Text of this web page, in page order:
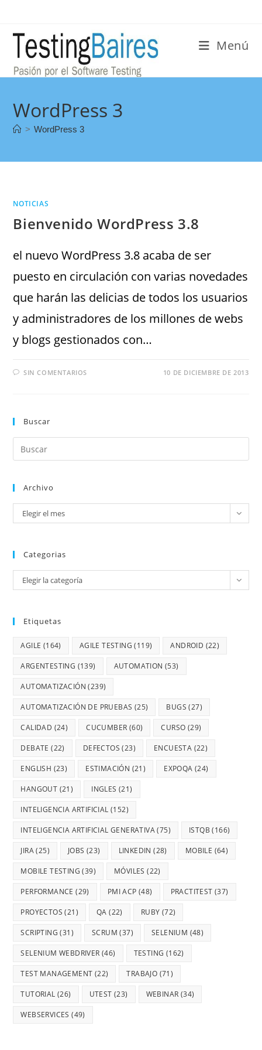
Menú
WordPress 3
> WordPress 3
NOTICIAS
Bienvenido WordPress 3.8
el nuevo WordPress 3.8 acaba de ser
puesto en circulación con varias novedades
que harán las delicias de todos los usuarios
y administradores de los millones de webs
y blogs gestionados con…
SIN COMENTARIOS 10 DE DICIEMBRE DE 2013
Buscar
Archivo
Elegir el mes
Categorias
Elegir la categoría
Etiquetas
AGILE (164) AGILE TESTING (119) ANDROID (22)
ARGENTESTING (139) AUTOMATION (53)
AUTOMATIZACIÓN (239)
AUTOMATIZACIÓN DE PRUEBAS (25) BUGS (27)
CALIDAD (24) CUCUMBER (60) CURSO (29)
DEBATE (22) DEFECTOS (23) ENCUESTA (22)
ENGLISH (23) ESTIMACIÓN (21) EXPOQA (24)
HANGOUT (21) INGLES (21)
INTELIGENCIA ARTIFICIAL (152)
INTELIGENCIA ARTIFICIAL GENERATIVA(75) ISTQB (166)
JIRA(25) JOBS (23) LINKEDIN (28) MOBILE (64)
MOBILE TESTING (39) MÓVILES (22)
PERFORMANCE (29) PMI ACP (48) PRACTITEST (37)
PROYECTOS (21) QA (22) RUBY (72)
SCRIPTING (31) SCRUM (37) SELENIUM (48)
SELENIUM WEBDRIVER (46) TESTING (162)
TEST MANAGEMENT (22) TRABAJO (71)
TUTORIAL (26) UTEST (23) WEBINAR (34)
WEBSERVICES (49)